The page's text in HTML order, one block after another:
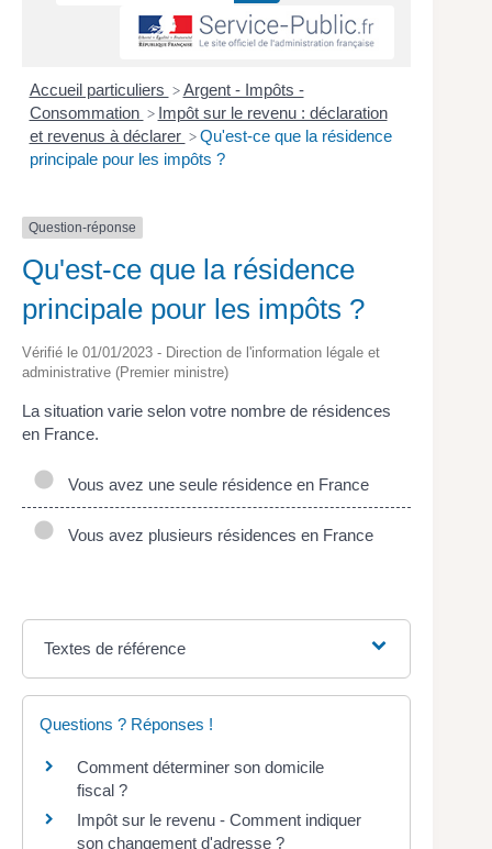
Accueil particuliers > Argent - Impôts -
Consommation > Impôt sur le revenu : déclaration
et revenus à déclarer > Qu'est-ce que la résidence
principale pour les impôts ?
Question-réponse
Qu'est-ce que la résidence
principale pour les impôts ?
Vérifié le 01/01/2023 - Direction de l'information légale et
administrative (Premier ministre)
La situation varie selon votre nombre de résidences
en France.
Vous avez une seule résidence en France
Vous avez plusieurs résidences en France
Textes de référence
Questions ? Réponses !
Comment déterminer son domicile
fiscal ?
Impôt sur le revenu - Comment indiquer
son changement d'adresse ?